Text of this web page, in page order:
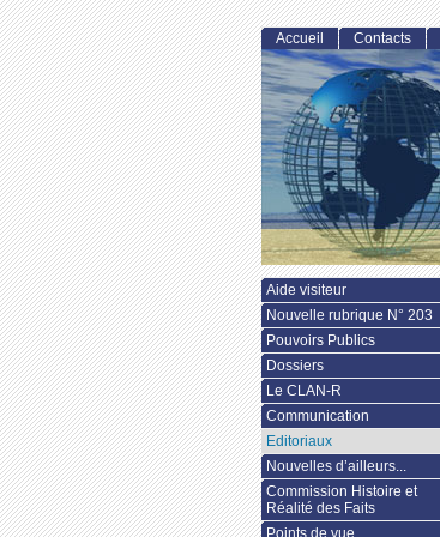
Accueil Contacts
Aide visiteur
Nouvelle rubrique N° 203
Pouvoirs Publics
Dossiers
Le CLAN-R
Communication
Editoriaux
Nouvelles d’ailleurs...
Commission Histoire et
Réalité des Faits